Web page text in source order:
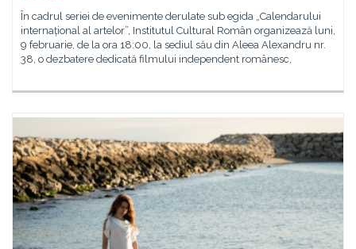
În cadrul seriei de evenimente derulate sub egida „Calendarului
internațional al artelor”, Institutul Cultural Român organizează luni,
9 februarie, de la ora 18:00, la sediul său din Aleea Alexandru nr.
38, o dezbatere dedicată filmului independent românesc,